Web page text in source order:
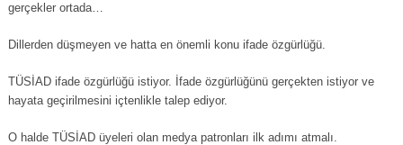
gerçekler ortada…
Dillerden düşmeyen ve hatta en önemli konu ifade özgürlüğü.
TÜSİAD ifade özgürlüğü istiyor. İfade özgürlüğünü gerçekten istiyor ve
hayata geçirilmesini içtenlikle talep ediyor.
O halde TÜSİAD üyeleri olan medya patronları ilk adımı atmalı.